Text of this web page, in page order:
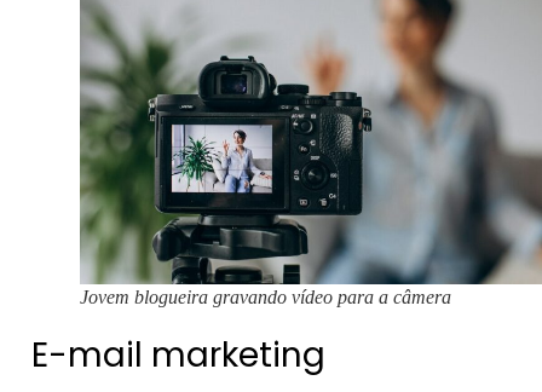
Jovem blogueira gravando vídeo para a câmera
E-mail marketing